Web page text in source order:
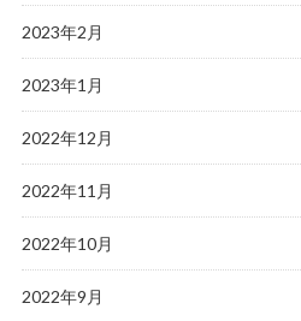
2023年2月
2023年1月
2022年12月
2022年11月
2022年10月
2022年9月